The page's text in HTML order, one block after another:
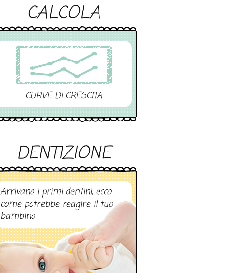
CALCOLA
CURVE DI CRESCITA
DENTIZIONE
Arrivano i primi dentini, ecco
come potrebbe reagire il tuo
bambino